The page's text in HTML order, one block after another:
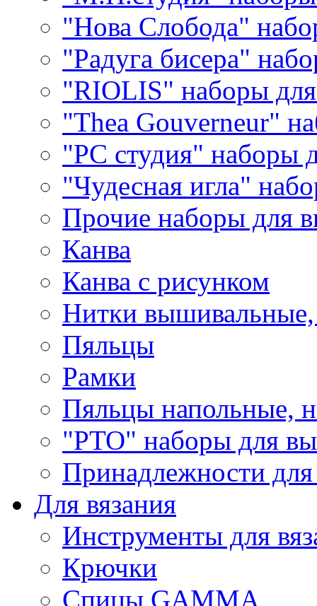
"Нова Слобода"
"Радуга бисера"
"RIOLIS" наборы
"Thea Gouverneur"
"РС студия" наборы
"Чудесная игла"
Прочие наборы для
Канва
Канва с рисунком
Нитки
Пяльцы
Рамки
Пяльцы напольные,
"РТО" наборы для
Принадлежности
Для вязания
Инструменты для
Крючки
Спицы GAMMA